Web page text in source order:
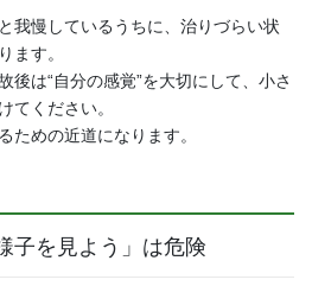
我慢しているうちに、治りづらい状
ます。
後は“自分の感覚”を大切にして、小さ
てください。
ための近道になります。
子を見よう」は危険